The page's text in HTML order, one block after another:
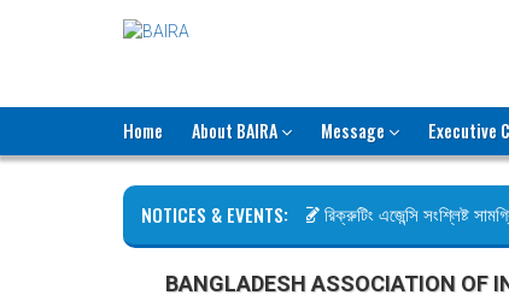
Home About BAIRA Message Executive
NOTICES & EVENTS: রিক্রুটিং এজেন্সি সংশ্লিষ্ট
BANGLADESH ASSOCIATION OF